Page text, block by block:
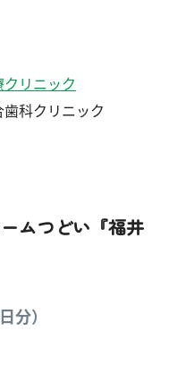
リニック
科クリニック
ムつどい『福井
分）